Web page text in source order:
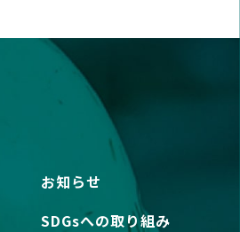
お知らせ
SDGsへの取り組み